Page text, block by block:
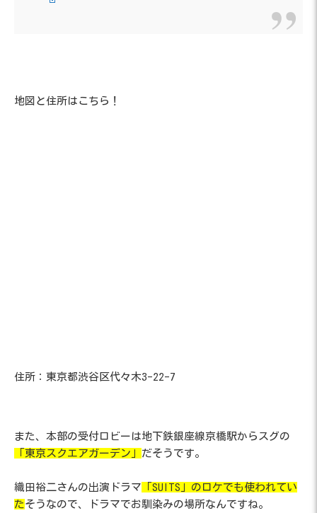
地図と住所はこちら！
住所：東京都渋谷区代々木3-22-7
また、本部の受付ロビーは地下鉄銀座線京橋駅からスグの
「東京スクエアガーデン」 だそうです。
織田裕二さんの出演ドラマ 「SUITS」のロケでも使われてい
た そうなので、ドラマでお馴染みの場所なんですね。